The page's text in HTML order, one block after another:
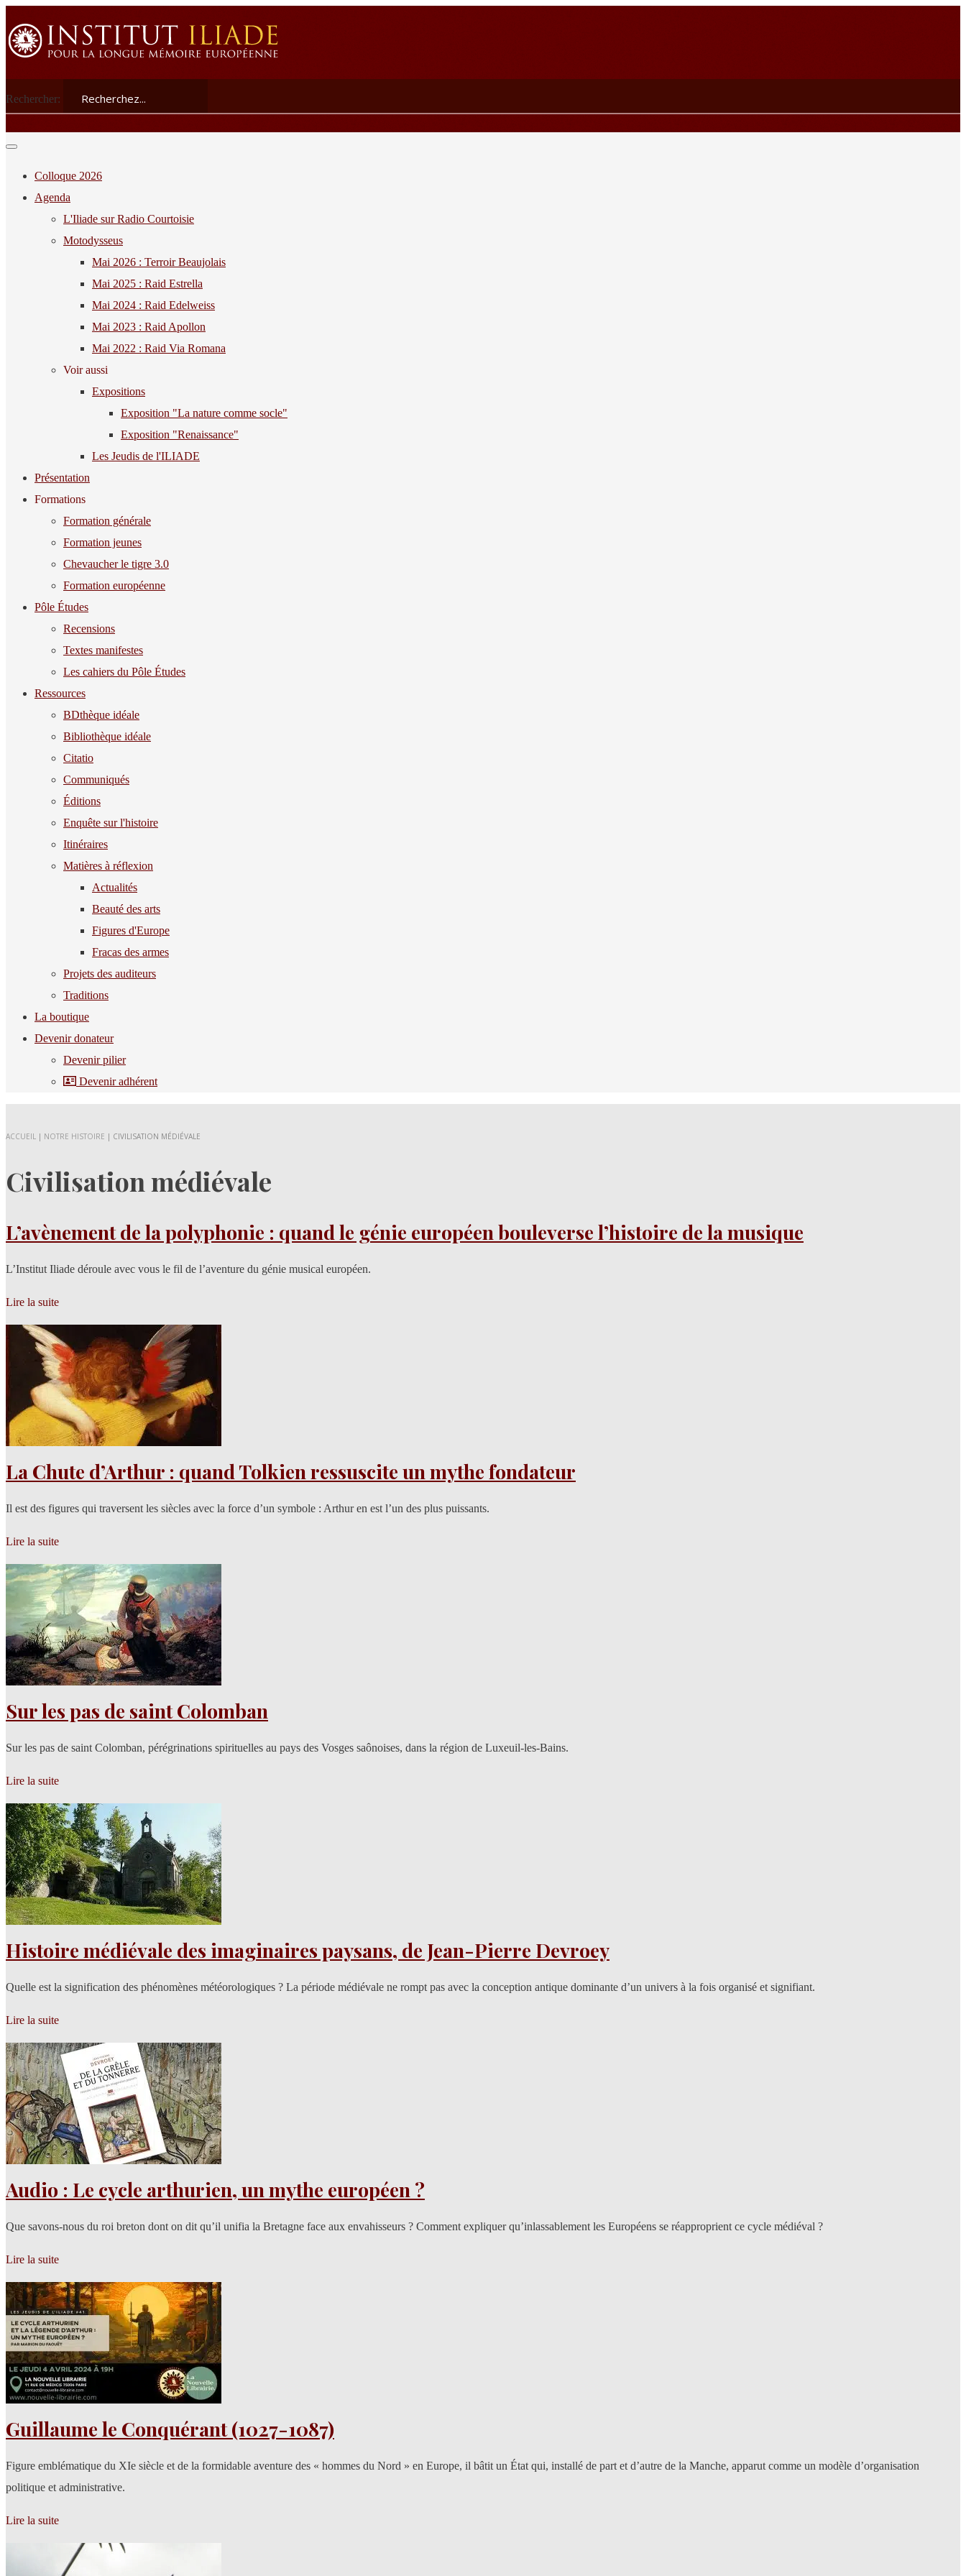
Rechercher:
Colloque 2026
Agenda
L'Iliade sur Radio Courtoisie
Motodysseus
Mai 2026 : Terroir Beaujolais
Mai 2025 : Raid Estrella
Mai 2024 : Raid Edelweiss
Mai 2023 : Raid Apollon
Mai 2022 : Raid Via Romana
Voir aussi
Expositions
Exposition "La nature comme socle"
Exposition "Renaissance"
Les Jeudis de l'ILIADE
Présentation
Formations
Formation générale
Formation jeunes
Chevaucher le tigre 3.0
Formation européenne
Pôle Études
Recensions
Textes manifestes
Les cahiers du Pôle Études
Ressources
BDthèque idéale
Bibliothèque idéale
Citatio
Communiqués
Éditions
Enquête sur l'histoire
Itinéraires
Matières à réflexion
Actualités
Beauté des arts
Figures d'Europe
Fracas des armes
Projets des auditeurs
Traditions
La boutique
Devenir donateur
Devenir pilier
Devenir adhérent
ACCUEIL | NOTRE HISTOIRE | CIVILISATION MÉDIÉVALE
Civilisation médiévale
L’avènement de la polyphonie : quand le génie européen bouleverse l’histoire de la musique
L’Institut Iliade déroule avec vous le fil de l’aventure du génie musical européen.
Lire la suite
La Chute d’Arthur : quand Tolkien ressuscite un mythe fondateur
Il est des figures qui traversent les siècles avec la force d’un symbole : Arthur en est l’un des plus puissants.
Lire la suite
Sur les pas de saint Colomban
Sur les pas de saint Colomban, pérégrinations spirituelles au pays des Vosges saônoises, dans la région de Luxeuil-les-Bains.
Lire la suite
Histoire médiévale des imaginaires paysans, de Jean-Pierre Devroey
Quelle est la signification des phénomènes météorologiques ? La période médiévale ne rompt pas avec la conception antique dominante d’un univers à la fois organisé et signifiant.
Lire la suite
Audio : Le cycle arthurien, un mythe européen ?
Que savons-nous du roi breton dont on dit qu’il unifia la Bretagne face aux envahisseurs ? Comment expliquer qu’inlassablement les Européens se réapproprient ce cycle médiéval ?
Lire la suite
Guillaume le Conquérant (1027-1087)
Figure emblématique du XIe siècle et de la formidable aventure des « hommes du Nord » en Europe, il bâtit un État qui, installé de part et d’autre de la Manche, apparut comme un modèle d’organisation
politique et administrative.
Lire la suite